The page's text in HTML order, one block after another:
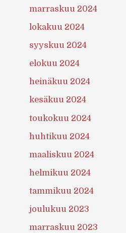
marraskuu 2024
lokakuu 2024
syyskuu 2024
elokuu 2024
heinäkuu 2024
kesäkuu 2024
toukokuu 2024
huhtikuu 2024
maaliskuu 2024
helmikuu 2024
tammikuu 2024
joulukuu 2023
marraskuu 2023